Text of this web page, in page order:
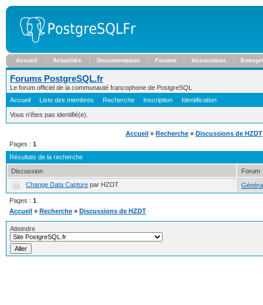
Accueil Actualités Documentation Forums Association
Forums PostgreSQL.fr
Le forum officiel de la communauté francophone de PostgreSQL
Accueil
Liste des membres Recherche Inscription Identification
Vous n'êtes pas identifié(e).
Accueil » Recherche » Discussions de HZDT
Pages : 1
Résultats de la recherche
Discussion
Forum
Change Data Capture par HZDT
Pages : 1
Accueil » Recherche » Discussions de HZDT
Atteindre